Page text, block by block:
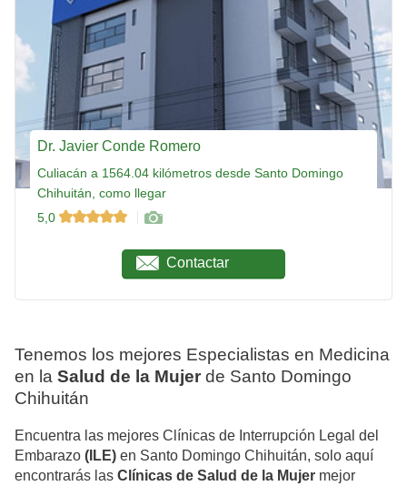
Dr. Javier Conde Romero
Culiacán a 1564.04 kilómetros desde Santo Domingo
Chihuitán, como llegar
5,0
Contactar
Tenemos los mejores Especialistas en Medicina
en la Salud de la Mujer de Santo Domingo
Chihuitán
Encuentra las mejores Clínicas de Interrupción Legal del
Embarazo (ILE) en Santo Domingo Chihuitán, solo aquí
encontrarás las Clínicas de Salud de la Mujer mejor